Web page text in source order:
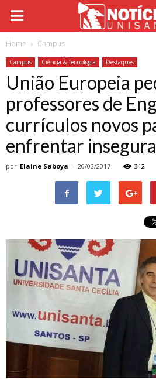
Home Campus
Campus Ciência & Tecnologia Destaques
União Europeia
professores de
currículos novos
enfrentar
por Elaine Saboya - 20/03/2017 312